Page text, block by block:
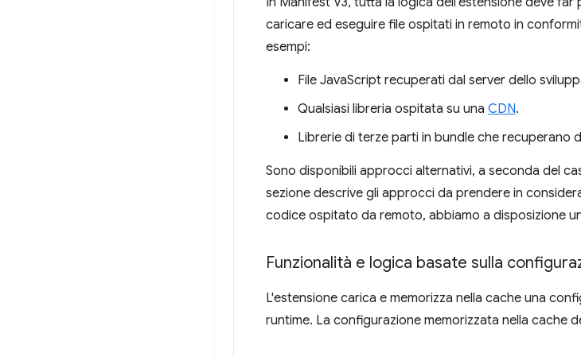
caricare ed eseguire file ospitati in remoto in
esempi:
File JavaScript recuperati dal server dello
Qualsiasi libreria ospitata su una CDN.
Librerie di terze parti in bundle che recuperano
Sono disponibili approcci alternativi, a seconda del
sezione descrive gli approcci da prendere in
codice ospitato da remoto, abbiamo a disposizione
Funzionalità e logica basate sulla
L'estensione carica e memorizza nella cache una
runtime. La configurazione memorizzata nella cache